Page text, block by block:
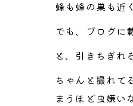
蜂も蜂の巣も近
でも、ブログに
と、引きちぎれ
ちゃんと撮れて
まうほど虫嫌い